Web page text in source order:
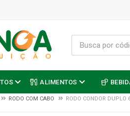
ALIMENTOS
RODO COM CABO RODO CONDOR DUPLO